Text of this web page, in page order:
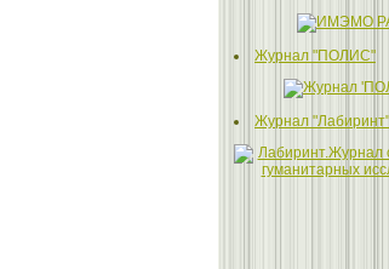
Журнал "ПОЛИС"
Журнал "Лабиринт"